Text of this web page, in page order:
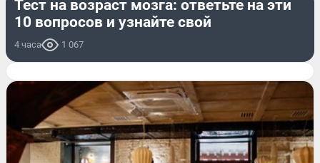
Тест на возраст мозга: ответьте на эти
10 вопросов и узнайте свой
4 часа 1 067